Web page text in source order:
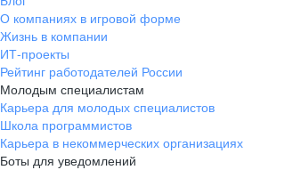
О компаниях в игровой форме
Жизнь в компании
ИТ-проекты
Рейтинг работодателей России
Молодым специалистам
Карьера для молодых специалистов
Школа программистов
Карьера в некоммерческих организациях
Боты для уведомлений